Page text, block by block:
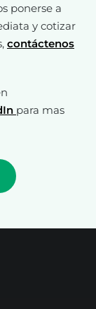
ponerse a
y cotizar
contáctenos
para mas